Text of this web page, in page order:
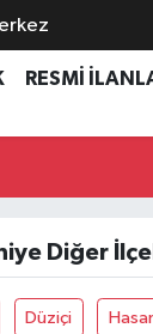
RESMİ
Diğer
Düziçi